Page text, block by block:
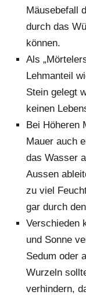
Mäusebefall
durch das
können.
Als
Lehmanteil
Stein gelegt
keinen
Bei Höheren
Mauer auch
das Wasser
Aussen
zu viel
gar durch
Verschieden
und Sonne
Sedum oder
Wurzeln
verhindern,